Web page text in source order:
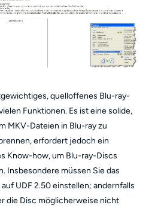
quelloffenes Blu-ray-
Funktionen. Es ist eine solide,
MKV-Dateien in Blu-ray zu
erfordert jedoch ein
Know-how, um Blu-ray-Discs
Insbesondere müssen Sie das
UDF 2.50 einstellen; andernfalls
die Disc möglicherweise nicht